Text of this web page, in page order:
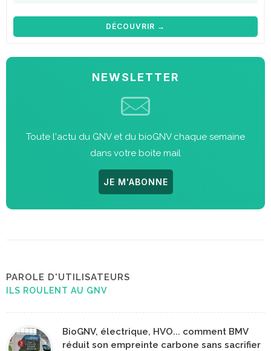
DÉCOUVRIR →
NEWSLETTER
Toute l'actu du GNV et du bioGNV chaque semaine
dans votre boite mail
JE M'ABONNE
PAROLE D'UTILISATEURS
ILS ROULENT AU GNV
BioGNV, électrique, HVO... comment BMV
réduit son empreinte carbone sans sacrifier